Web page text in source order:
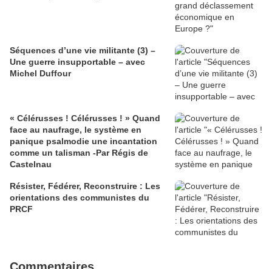
Séquences d’une vie militante (3) –
Une guerre insupportable – avec
Michel Duffour
« Célérusses ! Célérusses ! » Quand
face au naufrage, le système en
panique psalmodie une incantation
comme un talisman -Par Régis de
Castelnau
Résister, Fédérer, Reconstruire : Les
orientations des communistes du
PRCF